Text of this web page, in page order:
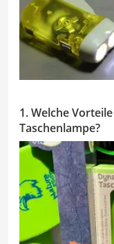
1. Welche
Taschenlampe?